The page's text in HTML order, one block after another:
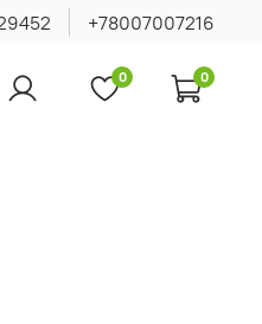
+78007007216
0 0